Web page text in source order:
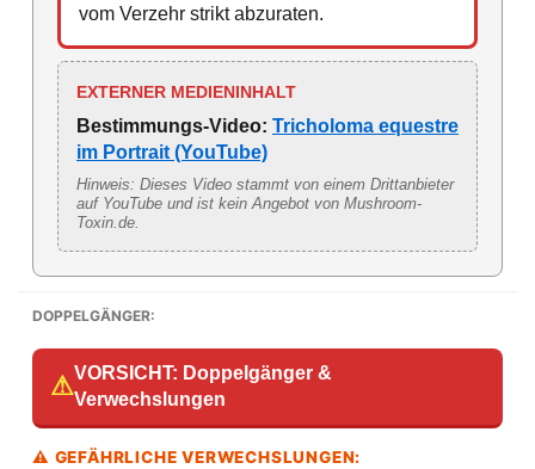
vom Verzehr strikt abzuraten.
EXTERNER MEDIENINHALT
Bestimmungs-Video: Tricholoma equestre
im Portrait (YouTube)
Hinweis: Dieses Video stammt von einem Drittanbieter
auf YouTube und ist kein Angebot von Mushroom-
Toxin.de.
DOPPELGÄNGER:
⚠VORSICHT: Doppelgänger &
Verwechslungen
⚠ GEFÄHRLICHE VERWECHSLUNGEN: